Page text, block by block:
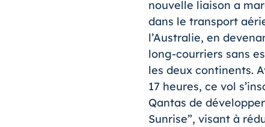
nouvelle liaison a
dans le transport
l’Australie, en
long-courriers sans
les deux continents.
17 heures, ce vol
Qantas de
Sunrise”, visant à